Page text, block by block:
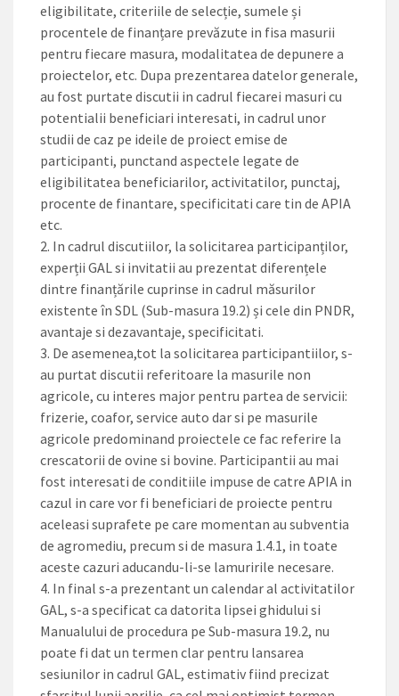
eligibilitate, criteriile de selecție, sumele și
procentele de finanțare prevăzute in fisa masurii
pentru fiecare masura, modalitatea de depunere a
proiectelor, etc. Dupa prezentarea datelor generale,
au fost purtate discutii in cadrul fiecarei masuri cu
potentialii beneficiari interesati, in cadrul unor
studii de caz pe ideile de proiect emise de
participanti, punctand aspectele legate de
eligibilitatea beneficiarilor, activitatilor, punctaj,
procente de finantare, specificitati care tin de APIA
etc.
2. In cadrul discutiilor, la solicitarea participanților,
experții GAL si invitatii au prezentat diferențele
dintre finanțările cuprinse in cadrul măsurilor
existente în SDL (Sub-masura 19.2) și cele din PNDR,
avantaje si dezavantaje, specificitati.
3. De asemenea,tot la solicitarea participantiilor, s-
au purtat discutii referitoare la masurile non
agricole, cu interes major pentru partea de servicii:
frizerie, coafor, service auto dar si pe masurile
agricole predominand proiectele ce fac referire la
crescatorii de ovine si bovine. Participantii au mai
fost interesati de conditiile impuse de catre APIA in
cazul in care vor fi beneficiari de proiecte pentru
aceleasi suprafete pe care momentan au subventia
de agromediu, precum si de masura 1.4.1, in toate
aceste cazuri aducandu-li-se lamuririle necesare.
4. In final s-a prezentant un calendar al activitatilor
GAL, s-a specificat ca datorita lipsei ghidului si
Manualului de procedura pe Sub-masura 19.2, nu
poate fi dat un termen clar pentru lansarea
sesiunilor in cadrul GAL, estimativ fiind precizat